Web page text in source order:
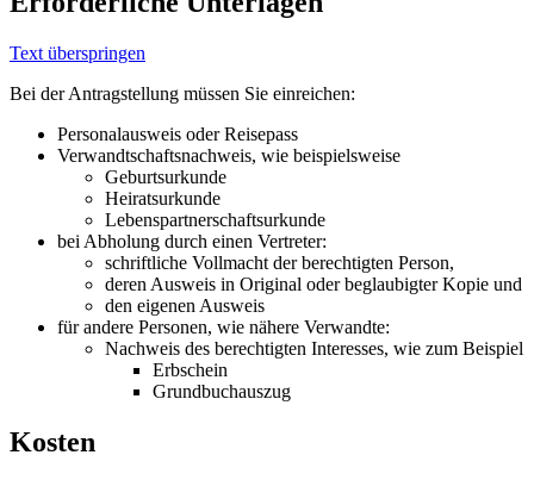
Text überspringen
Bei der Antragstellung müssen Sie einreichen:
Personalausweis oder Reisepass
Verwandtschaftsnachweis, wie beispielsweise
Geburtsurkunde
Heiratsurkunde
Lebenspartnerschaftsurkunde
bei Abholung durch einen Vertreter:
schriftliche Vollmacht der berechtigten Person,
deren Ausweis in Original oder beglaubigter Kopie und
den eigenen Ausweis
für andere Personen, wie nähere Verwandte:
Nachweis des berechtigten Interesses, wie zum Beispiel
Erbschein
Grundbuchauszug
Kosten